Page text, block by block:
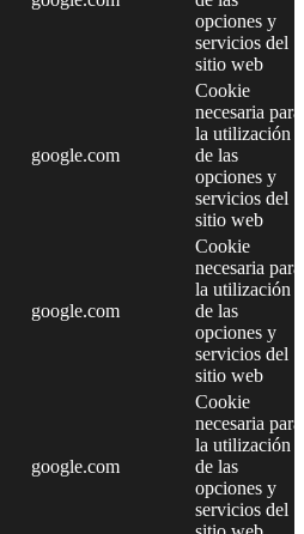
opciones y
servicios del
sitio web
google.com
Cookie
necesaria para
la utilización
de las
opciones y
servicios del
sitio web
google.com
Cookie
necesaria para
la utilización
de las
opciones y
servicios del
sitio web
google.com
Cookie
necesaria para
la utilización
de las
opciones y
servicios del